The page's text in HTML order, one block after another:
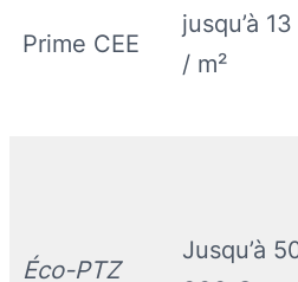
Prime CEE
jusqu’à
/ m²
Éco-PTZ
Jusqu’à